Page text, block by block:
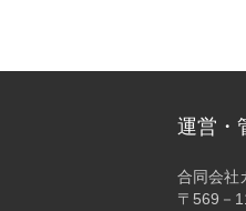
運営・
合同会社
〒569－